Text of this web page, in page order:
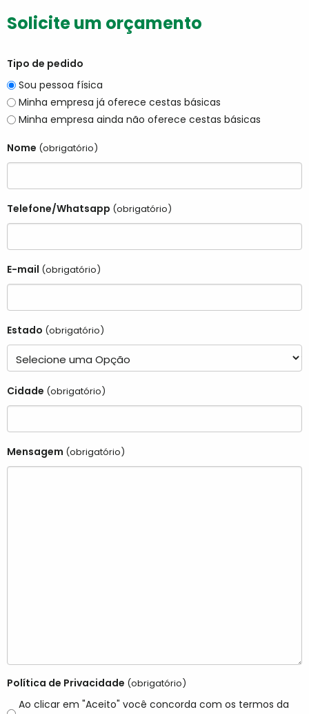
Solicite um orçamento
Tipo de pedido
Sou pessoa física
Minha empresa já oferece cestas básicas
Minha empresa ainda não oferece cestas básicas
Nome (obrigatório)
Telefone/Whatsapp (obrigatório)
E-mail (obrigatório)
Estado (obrigatório)
Cidade (obrigatório)
Mensagem (obrigatório)
Política de Privacidade (obrigatório)
Ao clicar em "Aceito" você concorda com os termos da